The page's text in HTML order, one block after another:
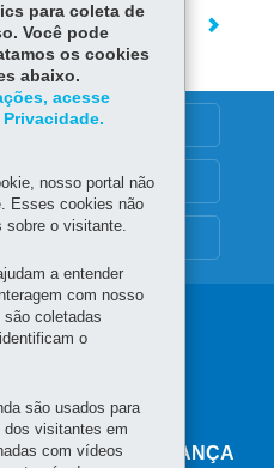
MIGRANTE
DE GOVERNANÇA
para coleta de
Você pode
os cookies
abaixo.
acesse
nosso portal não
Esses cookies não
sobre o visitante.
a entender
com nosso
coletadas
o
são usados para
dos visitantes em
com vídeos